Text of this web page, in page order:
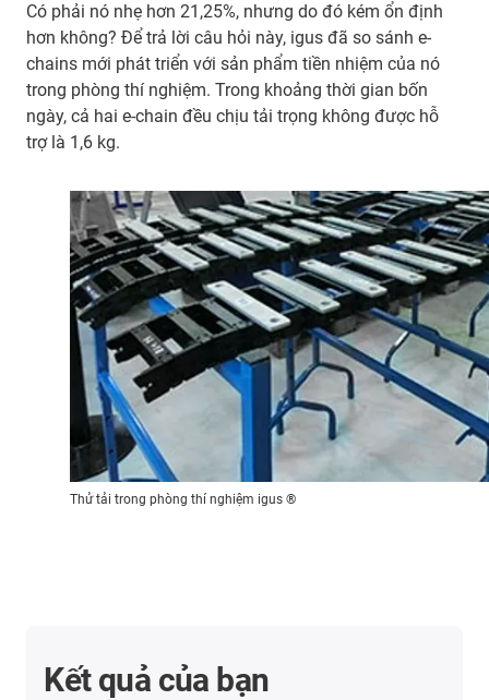
Thử tải trong phòng thí nghiệm igus ®
Có phải nó nhẹ hơn 21,25%, nhưng do đó kém ổn định
hơn không? Để trả lời câu hỏi này, igus đã so sánh e-
chains mới phát triển với sản phẩm tiền nhiệm của nó
trong phòng thí nghiệm. Trong khoảng thời gian bốn
ngày, cả hai e-chain đều chịu tải trọng không được hỗ
trợ là 1,6 kg.
Kết quả của bạn